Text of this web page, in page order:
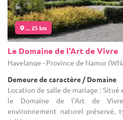
Demeure de caractère / Domaine
Location de salle de mariage :
le Domaine de l’Art de
environnement naturel préservé,
vallées ...
Forfait dès2 350 €
Contacter